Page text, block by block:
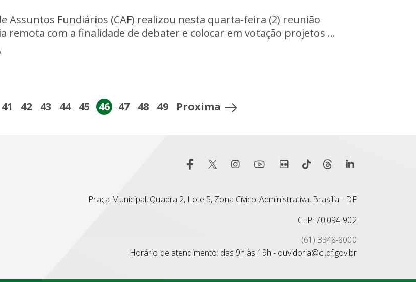
Assuntos Fundiários (CAF) realizou nesta quarta-feira (2) reunião
remota com a finalidade de debater e colocar em votação projetos ...
41 42 43 44 45 46 47 48 49 Proxima
Praça Municipal, Quadra 2, Lote 5, Zona Cívico-Administrativa, Brasília - DF
CEP: 70.094-902
(61) 3348-8000
Horário de atendimento: das 9h às 19h - ouvidoria@cl.df.gov.br